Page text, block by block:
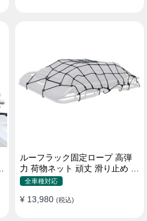
ルーフラック固定ロープ 高弾
力 荷物ネット 頑丈 滑り止め ス
トラップ付き ベースキャリア
全車種対応
¥ 13,980 (税込)